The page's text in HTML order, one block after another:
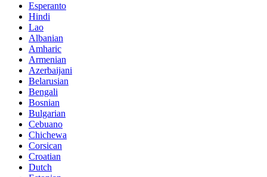
Esperanto
Hindi
Lao
Albanian
Amharic
Armenian
Azerbaijani
Belarusian
Bengali
Bosnian
Bulgarian
Cebuano
Chichewa
Corsican
Croatian
Dutch